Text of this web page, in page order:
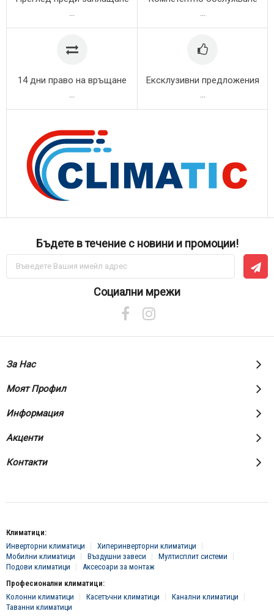
14 дни право на връщане Ексклузивни предложения
Бъдете в течение с новини и промоции!
Абонирай
за
Социални мрежи
За Нас
Моят Профил
Информация
Акценти
Контакти
Климатици:
Инверторни климатици
Хиперинверторни климатици
Мобилни климатици
Въздушни завеси
Мултисплит системи
Подови климатици
Аксесоари за монтаж
Професионални климатици:
Колонни климатици
Касетъчни климатици
Канални климатици
Таванни климатици